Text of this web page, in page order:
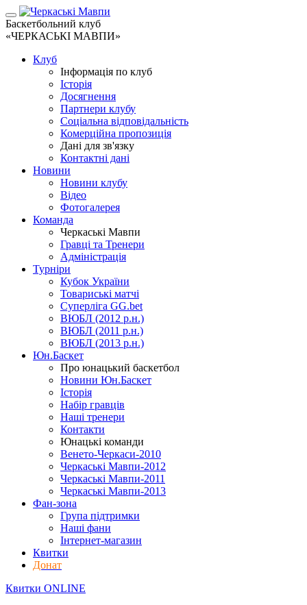
Баскетбольний клуб
«ЧЕРКАСЬКІ МАВПИ»
Клуб
Інформація по клуб
Історія
Досягнення
Партнери клубу
Соціальна відповідальність
Комерційна пропозиція
Дані для зв'язку
Контактні дані
Новини
Новини клубу
Відео
Фотогалерея
Команда
Черкаські Мавпи
Гравці та Тренери
Адміністрація
Турніри
Кубок України
Товариські матчі
Суперліга GG.bet
ВЮБЛ (2012 р.н.)
ВЮБЛ (2011 р.н.)
ВЮБЛ (2013 р.н.)
Юн.Баскет
Про юнацький баскетбол
Новини Юн.Баскет
Історія
Набір гравців
Наші тренери
Контакти
Юнацькі команди
Венето-Черкаси-2010
Черкаські Мавпи-2012
Черкаські Мавпи-2011
Черкаські Мавпи-2013
Фан-зона
Група підтримки
Наші фани
Інтернет-магазин
Квитки
Донат
Квитки ONLINE